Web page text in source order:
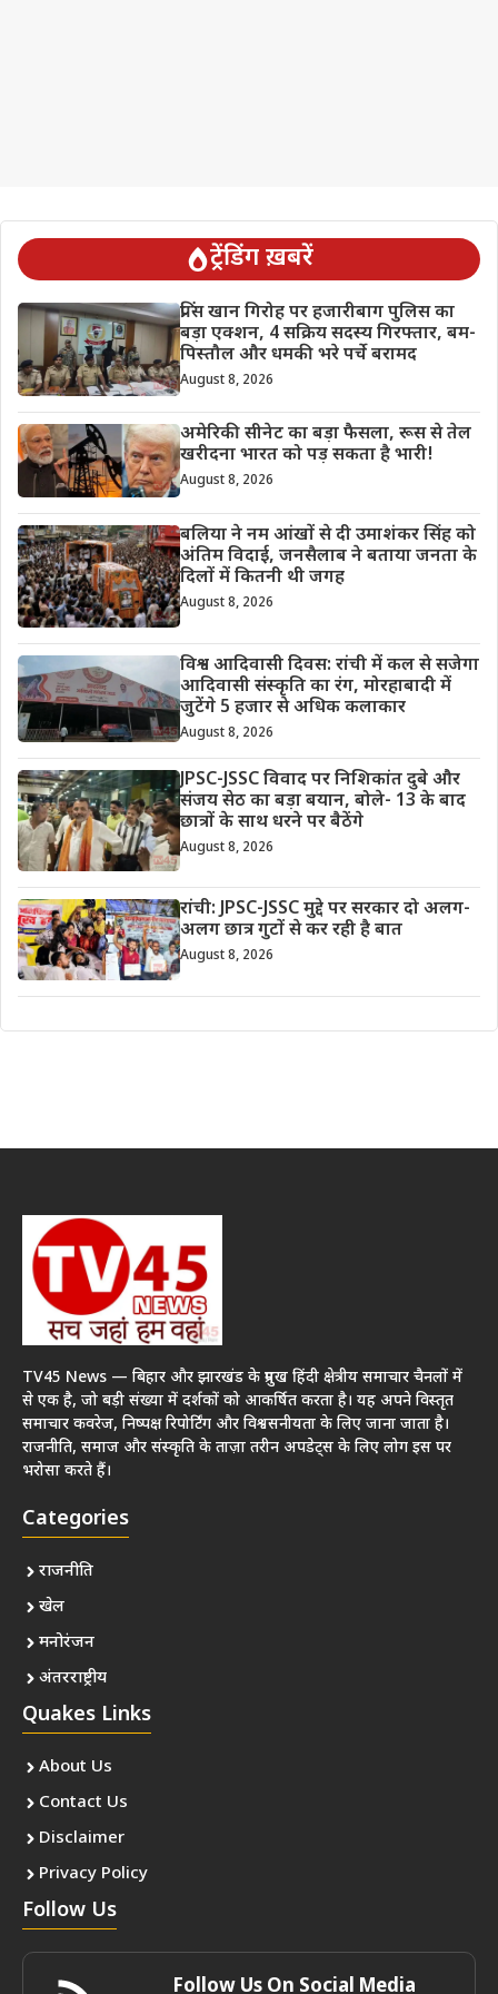
ट्रेंडिंग ख़बरें
प्रिंस खान गिरोह पर हजारीबाग पुलिस का
बड़ा एक्शन, 4 सक्रिय सदस्य गिरफ्तार, बम-
पिस्तौल और धमकी भरे पर्चे बरामद
August 8, 2026
अमेरिकी सीनेट का बड़ा फैसला, रूस से तेल
खरीदना भारत को पड़ सकता है भारी!
August 8, 2026
बलिया ने नम आंखों से दी उमाशंकर सिंह को
अंतिम विदाई, जनसैलाब ने बताया जनता के
दिलों में कितनी थी जगह
August 8, 2026
विश्व आदिवासी दिवस: रांची में कल से सजेगा
आदिवासी संस्कृति का रंग, मोरहाबादी में
जुटेंगे 5 हजार से अधिक कलाकार
August 8, 2026
JPSC-JSSC विवाद पर निशिकांत दुबे और
संजय सेठ का बड़ा बयान, बोले- 13 के बाद
छात्रों के साथ धरने पर बैठेंगे
August 8, 2026
रांची: JPSC-JSSC मुद्दे पर सरकार दो अलग-
अलग छात्र गुटों से कर रही है बात
August 8, 2026
TV45 News — बिहार और झारखंड के प्रमुख हिंदी क्षेत्रीय समाचार चैनलों में
से एक है, जो बड़ी संख्या में दर्शकों को आकर्षित करता है। यह अपने विस्तृत
समाचार कवरेज, निष्पक्ष रिपोर्टिंग और विश्वसनीयता के लिए जाना जाता है।
राजनीति, समाज और संस्कृति के ताज़ा तरीन अपडेट्स के लिए लोग इस पर
भरोसा करते हैं।
Categories
राजनीति
खेल
मनोरंजन
अंतरराष्ट्रीय
Quakes Links
About Us
Contact Us
Disclaimer
Privacy Policy
Follow Us
Follow Us On Social Media